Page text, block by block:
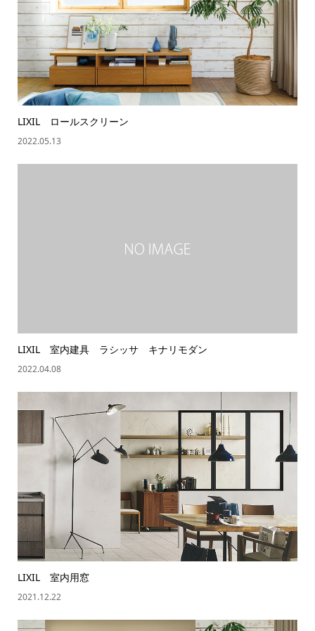
LIXIL ロールスクリーン
2022.05.13
LIXIL 室内建具 ラシッサ キナリモダン
2022.04.08
LIXIL 室内用窓
2021.12.22